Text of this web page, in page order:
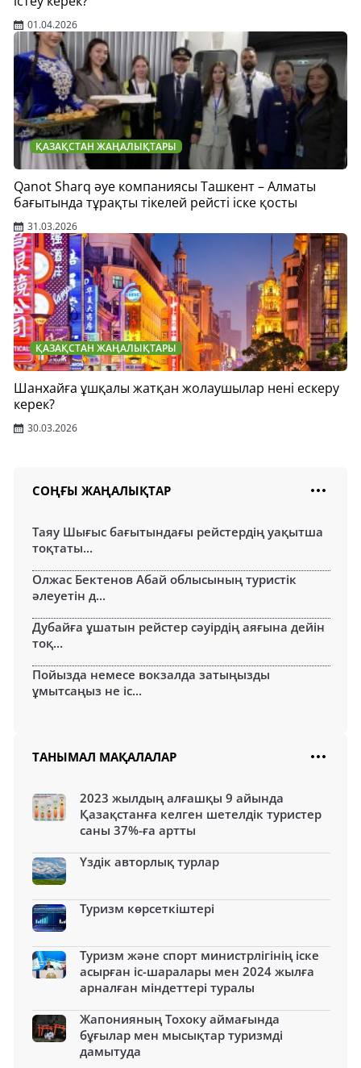
01.04.2026
ҚАЗАҚСТАН ЖАҢАЛЫҚТАРЫ
Qanot Sharq әуе компаниясы Ташкент – Алматы
бағытында тұрақты тікелей рейсті іске қосты
31.03.2026
ҚАЗАҚСТАН ЖАҢАЛЫҚТАРЫ
Шанхайға ұшқалы жатқан жолаушылар нені ескеру
керек?
30.03.2026
СОҢҒЫ ЖАҢАЛЫҚТАР
Таяу Шығыс бағытындағы рейстердің уақытша
тоқтаты...
Олжас Бектенов Абай облысының туристік
әлеуетін д...
Дубайға ұшатын рейстер сәуірдің аяғына дейін
тоқ...
Пойызда немесе вокзалда затыңызды
ұмытсаңыз не іс...
ТАНЫМАЛ МАҚАЛАЛАР
2023 жылдың алғашқы 9 айында
Қазақстанға келген шетелдік туристер
саны 37%-ға артты
Үздік авторлық турлар
Туризм көрсеткіштері
Туризм және спорт министрлігінің іске
асырған іс-шаралары мен 2024 жылға
арналған міндеттері туралы
Жапонияның Тохоку аймағында
бұғылар мен мысықтар туризмді
дамытуда